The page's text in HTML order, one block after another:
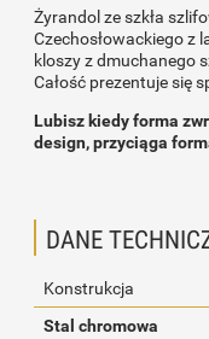
Żyrandol ze szkła
Czechosłowackiego z
kloszy z dmuchanego
Całość prezentuje się
Lubisz kiedy forma
design, przyciąga
DANE
Konstrukcja
Stal chromowa